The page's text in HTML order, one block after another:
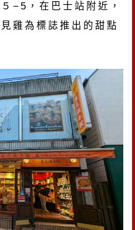
−5，在巴士站附近，
雞為標誌推出的甜點